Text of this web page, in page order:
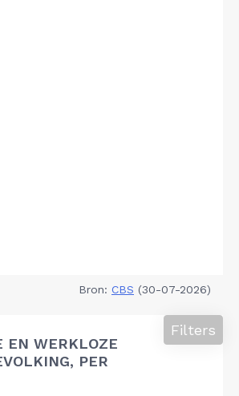
Bron: CBS (30-07-2026)
EN WERKLOZE
PER
Filters